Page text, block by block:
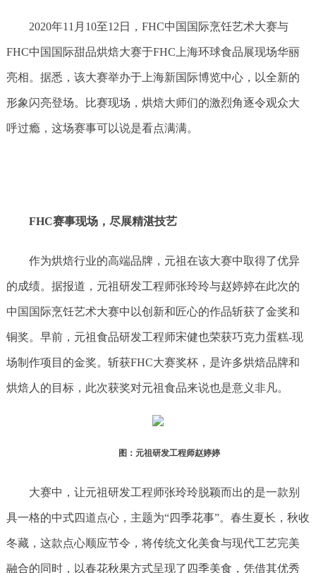
2020年11月10至12日，FHC中国国际烹饪艺术大赛与
FHC中国国际甜品烘焙大赛于FHC上海环球食品展现场华丽
亮相。据悉，该大赛举办于上海新国际博览中心，以全新的
形象闪亮登场。比赛现场，烘焙大师们的激烈角逐令观众大
呼过瘾，这场赛事可以说是看点满满。
FHC赛事现场，尽展精湛技艺
作为烘焙行业的高端品牌，元祖在该大赛中取得了优异
的成绩。据报道，元祖研发工程师张玲玲与赵婷婷在此次的
中国国际烹饪艺术大赛中以创新和匠心的作品斩获了金奖和
铜奖。早前，元祖食品研发工程师宋健也荣获巧克力蛋糕-现
场制作项目的金奖。斩获FHC大赛奖杯，是许多烘焙品牌和
烘焙人的目标，此次获奖对元祖食品来说也是意义非凡。
图： 元祖研发工程师赵婷婷
大赛中，让元祖研发工程师张玲玲脱颖而出的是一款别
具一格的中式四道点心，主题为“四季花事”。春生夏长，秋收
冬藏，这款点心顺应节令，将传统文化美食与现代工艺完美
融合的同时，以春花秋果方式呈现了四季美食，凭借其优秀